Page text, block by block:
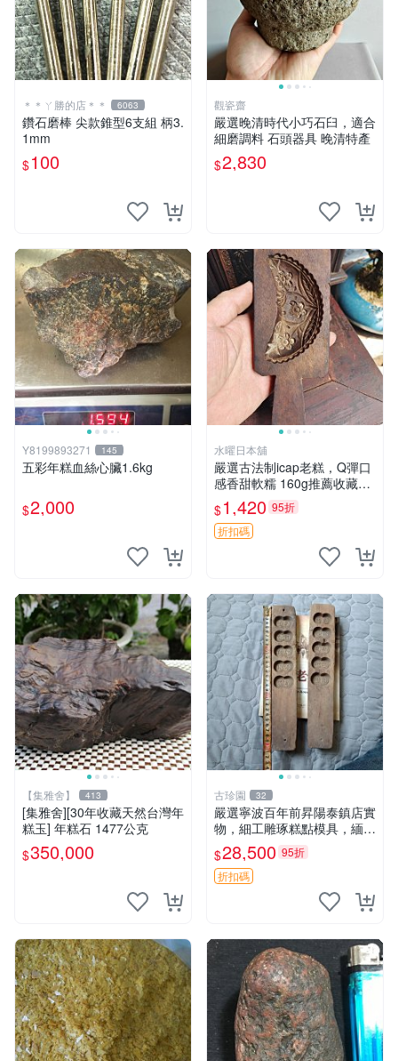
＊＊ㄚ勝的店＊＊ 6063
鑽石磨棒 尖款錐型6支組 柄3.
1mm
$100
觀瓷齋
嚴選晚清時代小巧石臼，適合
細磨調料 石頭器具 晚清特產
$2,830
Y8199893271 145
五彩年糕血絲心臟1.6kg
$2,000
水曜日本舖
嚴選古法制icap老糕，Q彈口
感香甜軟糯 160g推薦收藏伴
手禮 米糕 老糕 贈品
$1,420 95折
折扣碼
【集雅舍】 413
[集雅舍][30年收藏天然台灣年
糕玉] 年糕石 1477公克
$350,000
古珍園 32
嚴選寧波百年前昇陽泰鎮店實
物，細工雕琢糕點模具，緬懷
傳統狀糕、綠豆糕、桂花糕製
作，品味Classic糕點文化收
藏珍品 印糕板 寧式糕點 模具
$28,500 95折
折扣碼